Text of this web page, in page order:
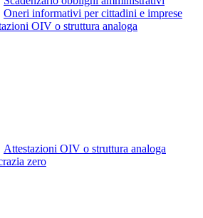
Oneri informativi per cittadini e imprese
OIV o struttura analoga
Attestazioni OIV o struttura analoga
zero